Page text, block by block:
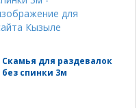
Скамья для раздевалок
без спинки 3м